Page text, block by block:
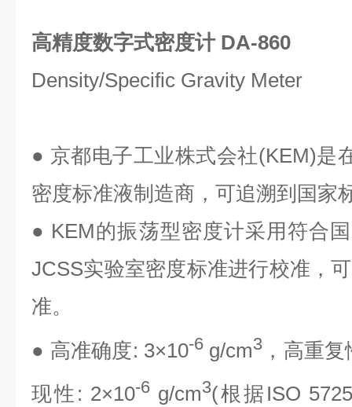
高精度数字式密度计 DA-860
Density/Specific Gravity Meter
● 京都电子工业株式会社(KEM)是
密度标准液制造商，可追溯到国家
● KEM的振荡型密度计采用符合
JCSS实验室密度标准进行校准，
准。
● 高准确度: 3×10-6g/cm3 ，高重
现性: 2×10-6 g/cm3(根据ISO